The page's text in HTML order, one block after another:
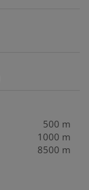
500 m
1000 m
8500 m